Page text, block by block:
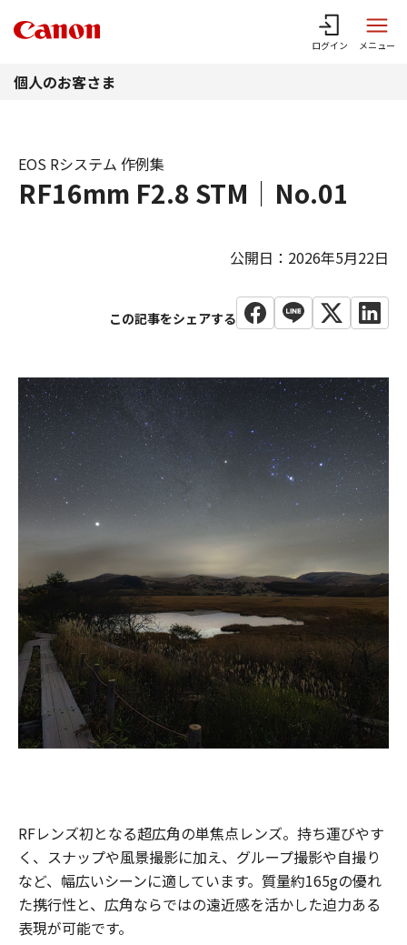
ログイン メニュー
個人のお客さま
RF16mm F2.8 STM｜No.01
EOS Rシステム 作例集
公開日：2026年5月22日
RFレンズ初と​なる​超​広角の​単焦点レンズ。​持ち​運びやす
く、​スナップや​風景撮影に​加え、​グループ撮影や​自撮り
など、​幅広い​シーンに​適しています。​質量約165gの​優れ
た​携行性と、​広角ならではの​遠近感を​活かした​迫力ある​
表現が​可能です。